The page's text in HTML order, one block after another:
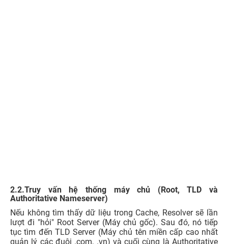
2.2.Truy vấn hệ thống máy chủ (Root, TLD và
Authoritative Nameserver)
Nếu không tìm thấy dữ liệu trong Cache, Resolver sẽ lần
lượt đi "hỏi" Root Server (Máy chủ gốc). Sau đó, nó tiếp
tục tìm đến TLD Server (Máy chủ tên miền cấp cao nhất
quản lý các đuôi .com, .vn) và cuối cùng là Authoritative